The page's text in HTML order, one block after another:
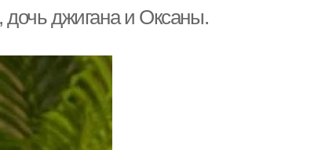
дочь джигана и Оксаны.